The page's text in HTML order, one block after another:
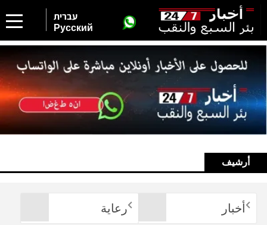
עברית
Русский
أرشيف
أخبار رعاية